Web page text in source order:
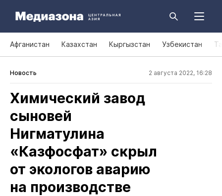
Афганистан Казахстан Кыргызстан Узбекистан
Новость 2 августа 2022, 16:28
Химический завод
сыновей
Нигматулина
«Казфосфат» скрыл
от экологов аварию
на производстве